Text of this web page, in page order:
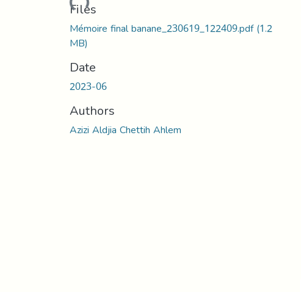
Files
Mémoire final banane_230619_122409.pdf(1.2
MB)
Date
2023-06
Authors
Azizi Aldjia Chettih Ahlem